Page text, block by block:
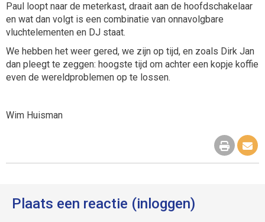
Paul loopt naar de meterkast, draait aan de hoofdschakelaar
en wat dan volgt is een combinatie van onnavolgbare
vluchtelementen en DJ staat.
We hebben het weer gered, we zijn op tijd, en zoals Dirk Jan
dan pleegt te zeggen: hoogste tijd om achter een kopje koffie
even de wereldproblemen op te lossen.
Wim Huisman
Plaats een reactie (inloggen)